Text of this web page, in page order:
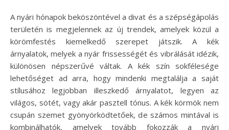
A nyári hónapok beköszöntével a divat és a szépségápolás
területén is megjelennek az új trendek, amelyek közül a
körömfestés kiemelkedő szerepet játszik. A kék
árnyalatok, melyek a nyár frissességét és vibrálását idézik,
különösen népszerűvé váltak. A kék szín sokfélesége
lehetőséget ad arra, hogy mindenki megtalálja a saját
stílusához legjobban illeszkedő árnyalatot, legyen az
világos, sötét, vagy akár pasztell tónus. A kék körmök nem
csupán szemet gyönyörködtetőek, de számos mintával is
kombinálhatók, amelyek tovább fokozzák a nyári